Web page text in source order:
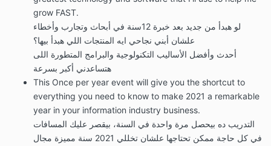
grow FAST.
لو هبدأ من جديد بعد خبرة 12سنة في أبحاث وتجارب وأخطاء
علشان أبني نجاحي ايه المنتجات اللي هبدأ بيها؟
أحدث وأفضل الأساليب التكنولوجية والبرامج المتطورة اللى
هتساعدني أكبر بسرعة
This Once per year event will give you the shortcut to
everything you need to know to make 2021 a remarkable
year in your information industry business.
التدريب ده بيحصل مرة واحدة في السنة، بيقصر عليك المسافات
في كل حاجة ممكن تحتاجها علشان تخللي 2021 سنة مميزة مجال